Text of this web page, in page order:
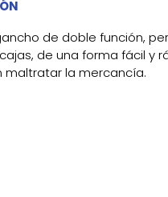
de doble función,
de una forma fácil y
maltratar la mercancía.